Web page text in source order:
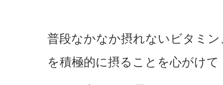
普段なかなか摂れないビタミ
を積極的に摂ることを心がけて